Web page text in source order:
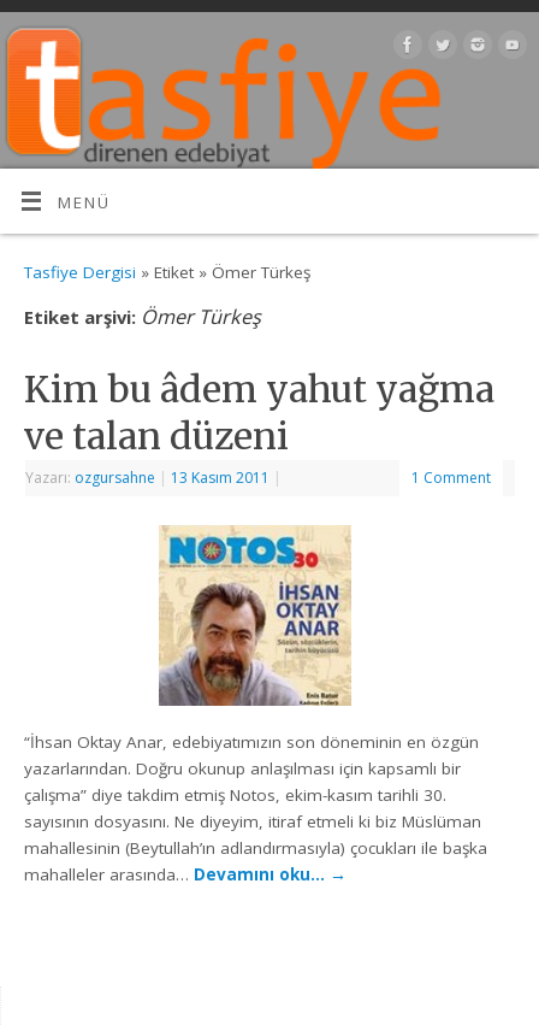
MENÜ
Tasfiye Dergisi » Etiket » Ömer Türkeş
Etiket arşivi: Ömer Türkeş
Kim bu âdem yahut yağma
ve talan düzeni
Yazarı: ozgursahne | 13 Kasım 2011 | 1 Comment
“İhsan Oktay Anar, edebiyatımızın son döneminin en özgün
yazarlarından. Doğru okunup anlaşılması için kapsamlı bir
çalışma” diye takdim etmiş Notos, ekim-kasım tarihli 30.
sayısının dosyasını. Ne diyeyim, itiraf etmeli ki biz Müslüman
mahallesinin (Beytullah’ın adlandırmasıyla) çocukları ile başka
mahalleler arasında… Devamını oku… →